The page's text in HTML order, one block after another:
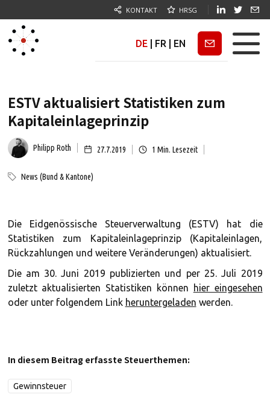
KONTAKT HRSG
DE FR EN Newsletter
ESTV aktualisiert Statistiken zum
Kapitaleinlageprinzip
Philipp Roth 27.7.2019 1 Min. Lesezeit
News (Bund & Kantone)
Die Eidgenössische Steuerverwaltung (ESTV) hat die
Statistiken zum Kapitaleinlageprinzip (Kapitaleinlagen,
Rückzahlungen und weitere Veränderungen) aktualisiert.
Die am 30. Juni 2019 publizierten und per 25. Juli 2019
zuletzt aktualisierten Statistiken können
hier eingesehen
oder unter folgendem Link heruntergeladen werden.
In diesem Beitrag erfasste Steuerthemen:
Gewinnsteuer